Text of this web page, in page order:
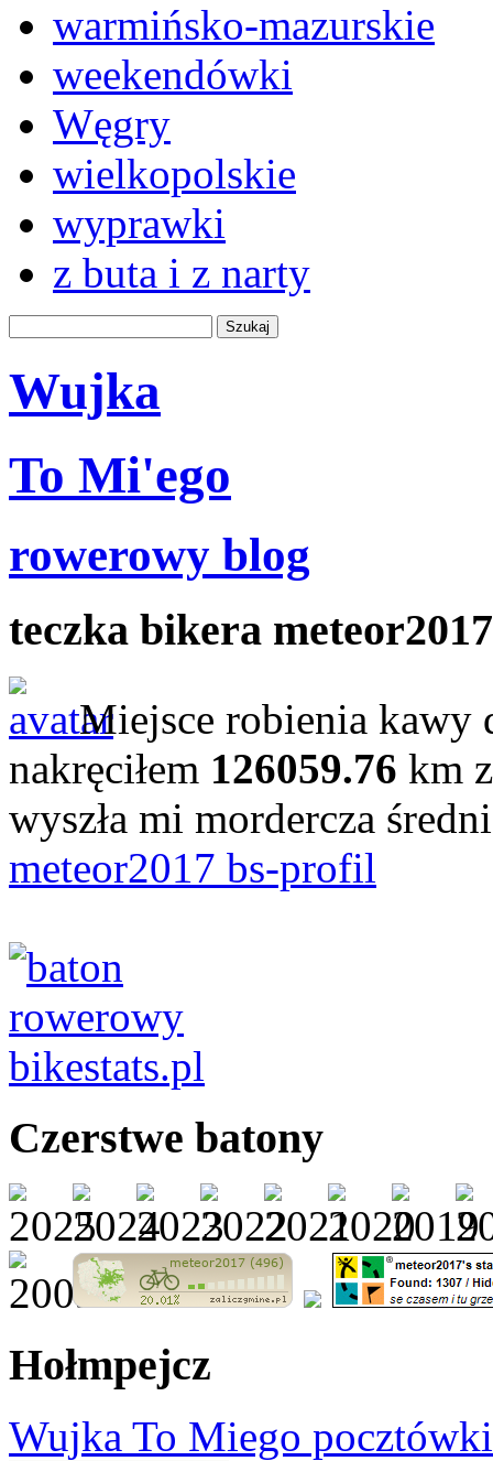
warmińsko-mazurskie
weekendówki
Węgry
wielkopolskie
wyprawki
z buta i z narty
Wujka
To Mi'ego
rowerowy blog
teczka bikera meteor2017
Miejsce robienia kawy
nakręciłem 126059.76 km
wyszła mi mordercza
meteor2017 bs-profil
Czerstwe batony
Hołmpejcz
Wujka To Miego